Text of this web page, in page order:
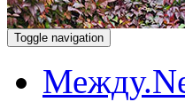
Toggle navigation